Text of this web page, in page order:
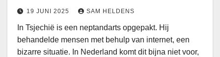
19 JUNI 2025 SAM HELDENS
In Tsjechië is een neptandarts opgepakt. Hij
behandelde mensen met behulp van internet, een
bizarre situatie. In Nederland komt dit bijna niet voor,